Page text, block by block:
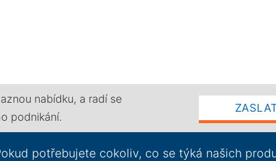
nabídku, a radí se
podnikání.
potřebujete cokoliv, co se týká našich